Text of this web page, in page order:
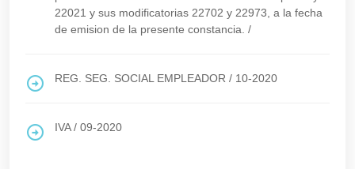
22021 y sus modificatorias 22702 y 22973, a la fecha
de emision de la presente constancia. /
REG. SEG. SOCIAL EMPLEADOR / 10-2020
IVA/ 09-2020